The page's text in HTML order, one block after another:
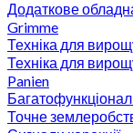
Додаткове
Grimme
Техніка для
Техніка для
Panien
Точне